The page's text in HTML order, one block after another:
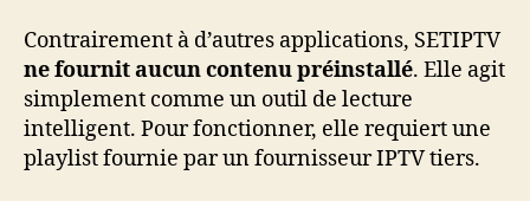
Contrairement à d’autres applications, SETIPTV
ne fournit aucun contenu préinstallé. Elle agit
simplement comme un outil de lecture
intelligent. Pour fonctionner, elle requiert une
playlist fournie par un fournisseur IPTV tiers.